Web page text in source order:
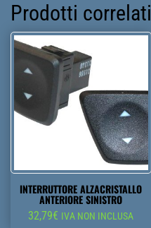
Prodotti correlati
INTERRUTTORE ALZACRISTALLO
ANTERIORE SINISTRO
32,79€ IVA NON INCLUSA